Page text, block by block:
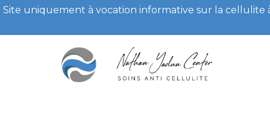
Site uniquement à vocation informative sur la cellulite